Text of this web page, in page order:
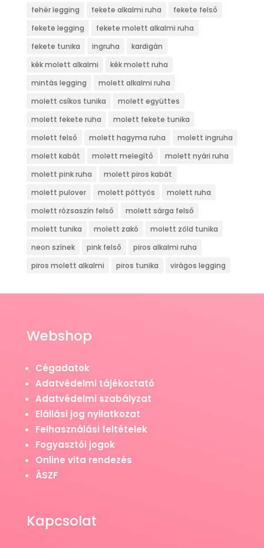
fehér legging
fekete alkalmi ruha
fekete felső
fekete legging
fekete molett alkalmi ruha
fekete tunika
ingruha
kardigán
kék molett alkalmi
kék molett ruha
mintás legging
molett alkalmi ruha
molett csíkos tunika
molett együttes
molett fekete ruha
molett fekete tunika
molett felső
molett hagyma ruha
molett ingruha
molett kabát
molett melegítő
molett nyári ruha
molett pink ruha
molett piros kabát
molett pulover
molett pöttyös
molett ruha
molett rózsaszín felső
molett sárga felső
molett tunika
molett zakó
molett zöld tunika
neon színek
pink felső
piros alkalmi ruha
piros molett alkalmi
piros tunika virágos legging
Webshop
Cégadatok
Adatvédelmi tájékoztató
Adatvédelmi szabályzat
Elállási jog nyilatkozat
Felhasználási feltételek
Fogyasztói jogok
Online vita rendezés
ÁSZF
Kapcsolat